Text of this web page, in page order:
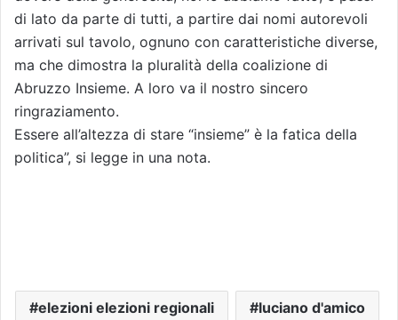
di lato da parte di tutti, a partire dai nomi autorevoli
arrivati sul tavolo, ognuno con caratteristiche diverse,
ma che dimostra la pluralità della coalizione di
Abruzzo Insieme. A loro va il nostro sincero
ringraziamento.
Essere all’altezza di stare “insieme” è la fatica della
politica”, si legge in una nota.
elezioni elezioni regionali luciano d'amico